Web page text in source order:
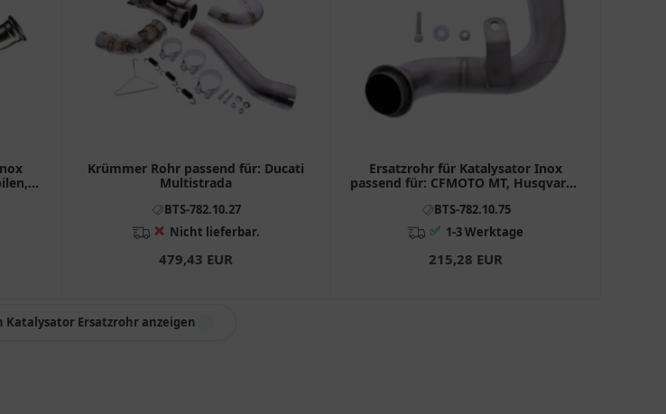
Krümmer Rohr passend für: Ducati
Multistrada
BTS-782.10.27
❌ Nicht lieferbar.
479,43 EUR
Ersatzrohr für Katalysator Inox
passend für: CFMOTO MT, Husqvarna
BTS-782.10.75
✅ 1-3 Werktage
215,28 EUR
Katalysator Ersatzrohr anzeigen